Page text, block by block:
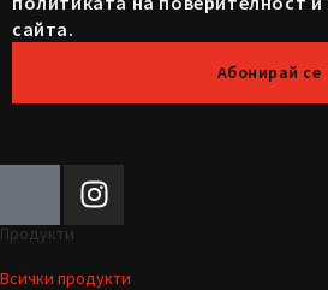
сайта.
Абонирай се
Продукти
Всички продукти